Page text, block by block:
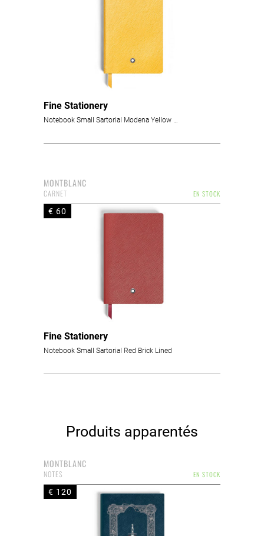
Fine Stationery
Notebook Small Sartorial Modena Yellow Lined
MONTBLANC
EN STOCK
CARNET
€ 60
Fine Stationery
Notebook Small Sartorial Red Brick Lined
Produits apparentés
MONTBLANC
EN STOCK
NOTES
€ 120